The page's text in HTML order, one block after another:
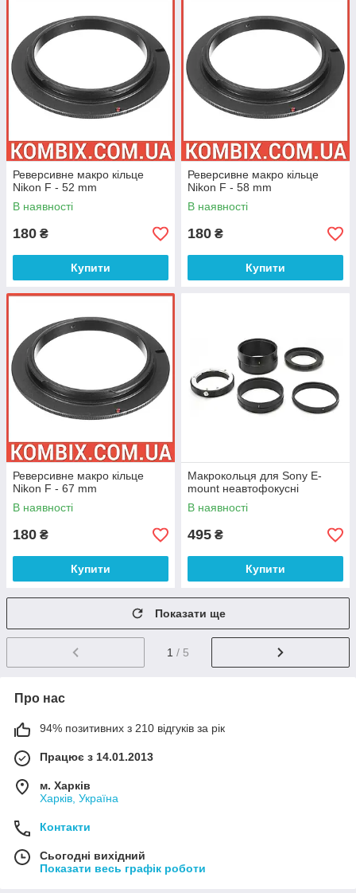
Реверсивне макро кільце
Nikon F - 52 mm
В наявності
180 ₴
Купити
Реверсивне макро кільце
Nikon F - 58 mm
В наявності
180 ₴
Купити
Реверсивне макро кільце
Nikon F - 67 mm
В наявності
180 ₴
Купити
Макрокольця для Sony E-
mount неавтофокусні
В наявності
495 ₴
Купити
Показати ще
1 / 5
Про нас
94% позитивних з 210 відгуків за рік
Працює з 14.01.2013
м. Харків
Харків, Україна
Контакти
Сьогодні вихідний
Показати весь графік роботи